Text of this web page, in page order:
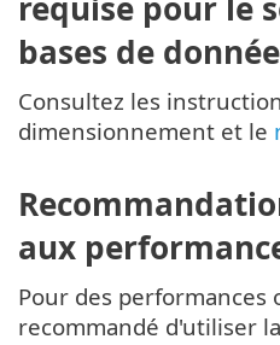
bases de
Consultez les
dimensionnement et le
aux
Pour des performances
recommandé d'utiliser